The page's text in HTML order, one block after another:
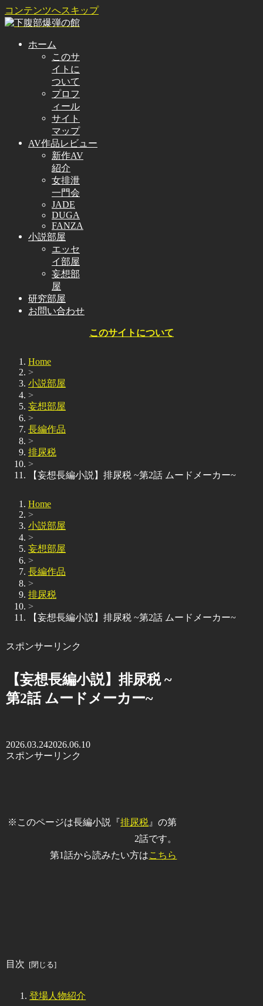
コンテンツへスキップ
ホーム
このサ
イトに
ついて
プロフ
ィール
サイト
マップ
AV作品レビュー
新作AV
紹介
女排泄
一門会
JADE
DUGA
FANZA
小説部屋
エッセ
イ部屋
妄想部
屋
研究部屋
お問い合わせ
このサイトについて
Home
>
小説部屋
>
妄想部屋
>
長編作品
>
排尿税
>
【妄想長編小説】排尿税 ~第2話 ムードメーカー~
Home
>
小説部屋
>
妄想部屋
>
長編作品
>
排尿税
>
【妄想長編小説】排尿税 ~第2話 ムードメーカー~
スポンサーリンク
【妄想長編小説】排尿税 ~
第2話 ムードメーカー~
2026.03.242026.06.10
スポンサーリンク
※このページは長編小説『排尿税 』の第
2話です。
第1話から読みたい方はこちら
目次
登場人物紹介